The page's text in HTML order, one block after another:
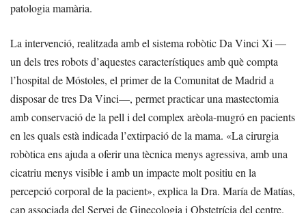
patologia mamària.
La intervenció, realitzada amb el sistema robòtic Da Vinci Xi —
un dels tres robots d’aquestes característiques amb què compta
l’hospital de Móstoles, el primer de la Comunitat de Madrid a
disposar de tres Da Vinci—, permet practicar una mastectomia
amb conservació de la pell i del complex arèola-mugró en pacients
en les quals està indicada l’extirpació de la mama. «La cirurgia
robòtica ens ajuda a oferir una tècnica menys agressiva, amb una
cicatriu menys visible i amb un impacte molt positiu en la
percepció corporal de la pacient», explica la Dra. María de Matías,
cap associada del Servei de Ginecologia i Obstetrícia del centre.